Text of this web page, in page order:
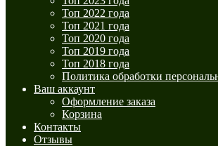
Топ 2022 года
Топ 2021 года
Топ 2020 года
Топ 2019 года
Топ 2018 года
Политика обработки
Ваш аккаунт
Оформление заказа
Корзина
Контакты
Отзывы